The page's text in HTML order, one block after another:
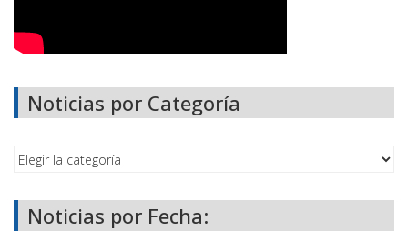
Noticias por Categoría
Noticias por Fecha: